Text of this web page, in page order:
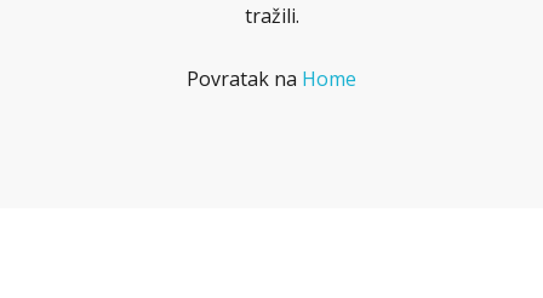
tražili.
Povratak na Home